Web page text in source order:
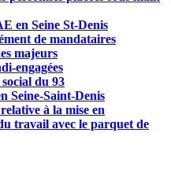
en Seine St-Denis
de mandataires
majeurs
engagées
du 93
Seine-Saint-Denis
à la mise en
travail avec le parquet de